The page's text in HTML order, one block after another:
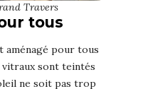
Travers
tous
aménagé pour tous
vitraux sont teintés
ne soit pas trop